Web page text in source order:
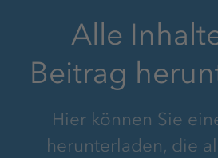
Alle
Beitrag
Hier können Sie
herunterladen, die